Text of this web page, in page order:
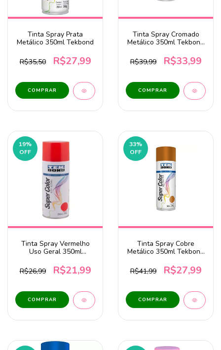
Tinta Spray Prata
Metálico 350ml Tekbond
R$35,50 R$27,99
Tinta Spray Cromado
Metálico 350ml Tekbond
R$39,99
R$33,99
19%
OFF
Tinta Spray Vermelho
Uso Geral 350ml
R$26,99
R$21,99
33%
OFF
Tinta Spray Cobre
Metálico 350ml Tekbond
R$41,99
R$27,99